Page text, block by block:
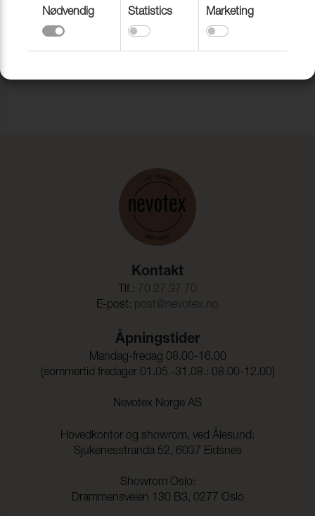
Kontakt
Tlf.: 70 27 37 70
E-post: post@nevotex.no
Åpningstider
Mandag-fredag 08.00-16.00
(sommertid fredager 01.05.-31.08.: 08.00-12.00)
Nevotex Norge AS
Hovedkontor og showrom, ved Ålesund:
Sjukenesstranda 52, 6037 Eidsnes
Showrom Oslo:
Drammensveien 130 B3, 0277 Oslo
Nødvendig Statistics Marketing